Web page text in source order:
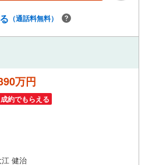
お金の扱い方のプロ、ファイナンシ
チームあり！3.たくさんの銀行と繋
低金利になるように審査が可能！4.
要になったお家のリフォームも弊社
ーがご提案！5.定期的にご連絡を繋
サポートいたします
（通話料無料）
万円
成約でもらえる
江 健治